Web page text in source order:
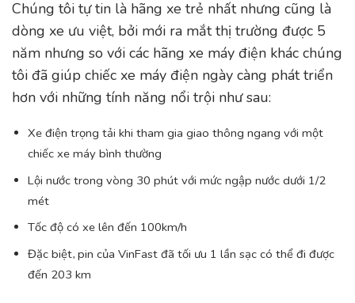
Chúng tôi tự tin là hãng xe trẻ nhất nhưng cũng là
dòng xe ưu việt, bởi mới ra mắt thị trường được 5
năm nhưng so với các hãng xe máy điện khác chúng
tôi đã giúp chiếc xe máy điện ngày càng phát triển
hơn với những tính năng nổi trội như sau:
Xe điện trọng tải khi tham gia giao thông ngang với một
chiếc xe máy bình thường
Lội nước trong vòng 30 phút với mức ngập nước dưới 1/2
mét
Tốc độ có xe lên đến 100km/h
Đặc biệt, pin của VinFast đã tối ưu 1 lần sạc có thể đi được
đến 203 km